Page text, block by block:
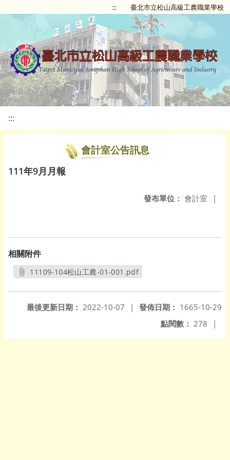
::: 臺北市立松山高級工農職業學校
:::
會計室公告訊息
111年9月月報
發布單位： 會計室 |
相關附件
11109-104松山工農-01-001.pdf
發佈日期： 1665-10-29
最後更新日期： 2022-10-07
|
點閱數： 278 |